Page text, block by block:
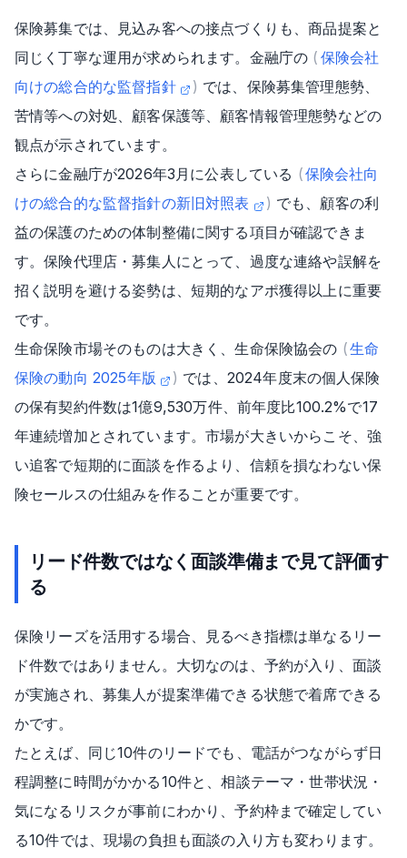
保険募集では、見込み客への接点づくりも、商品提案と
同じく丁寧な運用が求められます。金融庁の ( 保険会社
向けの総合的な監督指針
) では、保険募集管理態勢、
苦情等への対処、顧客保護等、顧客情報管理態勢などの
観点が示されています。
さらに金融庁が2026年3月に公表している (保険会社向
けの総合的な監督指針の新旧対照表
) でも、顧客の利
益の保護のための体制整備に関する項目が確認できま
す。保険代理店・募集人にとって、過度な連絡や誤解を
招く説明を避ける姿勢は、短期的なアポ獲得以上に重要
です。
生命保険市場そのものは大きく、生命保険協会の (生命
保険の動向 2025年版
) では、2024年度末の個人保険
の保有契約件数は1億9,530万件、前年度比100.2%で17
年連続増加とされています。市場が大きいからこそ、強
い追客で短期的に面談を作るより、信頼を損なわない保
険セールスの仕組みを作ることが重要です。
リード件数ではなく面談準備まで見て評価す
る
保険リーズを活用する場合、見るべき指標は単なるリー
ド件数ではありません。大切なのは、予約が入り、面談
が実施され、募集人が提案準備できる状態で着席できる
かです。
たとえば、同じ10件のリードでも、電話がつながらず日
程調整に時間がかかる10件と、相談テーマ・世帯状況・
気になるリスクが事前にわかり、予約枠まで確定してい
る10件では、現場の負担も面談の入り方も変わります。